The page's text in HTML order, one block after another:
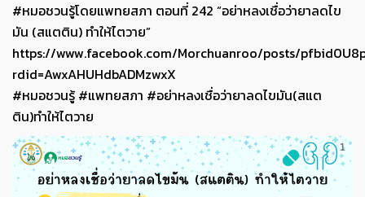
#หมอชวนรู้โดยแพทยสภา ตอนที่ 242 “อย่าหลงเชื่อว่ายาลดไข
มัน (สแตติน) ทำให้ไตวาย”
https://www.facebook.com/Morchuanroo/posts/
rdid=AwxAHUHdbADMzwxX
#หมอชวนรู้ #แพทยสภา #อย่าหลงเชื่อว่ายาลดไขมัน(สแต
ติน)ทำให้ไตวาย